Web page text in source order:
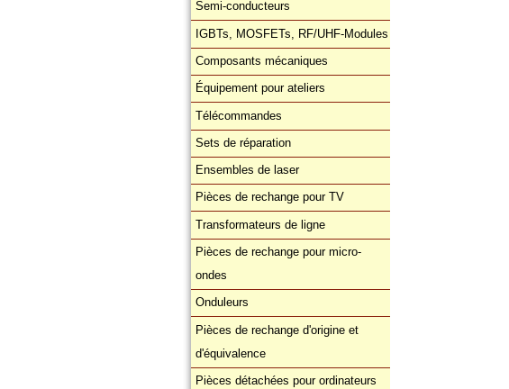
Semi-conducteurs
IGBTs, MOSFETs, RF/UHF-Modules
Composants mécaniques
Équipement pour ateliers
Télécommandes
Sets de réparation
Ensembles de laser
Pièces de rechange pour TV
Transformateurs de ligne
Pièces de rechange pour micro-
ondes
Onduleurs
Pièces de rechange d'origine et
d'équivalence
Pièces détachées pour ordinateurs